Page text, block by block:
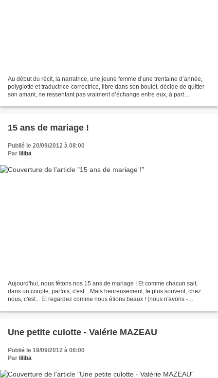
Au début du récit, la narratrice, une jeune femme d’une trentaine d’année,
polyglotte et traductrice-correctrice, libre dans son boulot, décide de quitter
son amant, ne ressentant pas vraiment d’échange entre eux, à part
15 ans de mariage !
Publié le 20/09/2012 à 08:00
Par liliba
Aujourd'hui, nous fêtons nos 15 ans de mariage ! Et comme chacun sait,
dans un couple, parfois, c'est... Mais heureusement, le plus souvent, chez
nous, c'est... Et regardez comme nous étions beaux ! (nous n'avons -
Une petite culotte - Valérie MAZEAU
Publié le 19/09/2012 à 08:00
Par liliba